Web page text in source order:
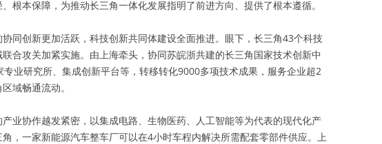
根本保障，为推动长三角一体化发展指明了前进方向、提供了根本遵循。
同创新更加活跃，科技创新共同体建设全面推进。眼下，长三角43个科技
合攻关加紧实施。由上海牵头，协同苏皖浙共建的长三角国家技术创新中
业研究所、集成创新平台等，转移转化9000多项技术成果，服务企业超2
域畅通流动。
业协作越发紧密，以集成电路、生物医药、人工智能等为代表的现代化产
，一家新能源汽车整车厂可以在4小时车程内解决所需配套零部件供应。上